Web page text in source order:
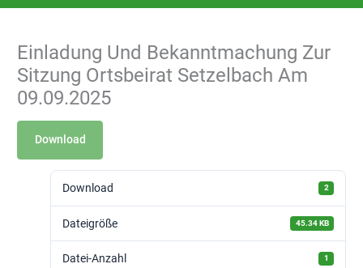
Einladung Und Bekanntmachung Zur
Sitzung Ortsbeirat Setzelbach Am
09.09.2025
Download
Download 2
Dateigröße 45.34 KB
Datei-Anzahl 1